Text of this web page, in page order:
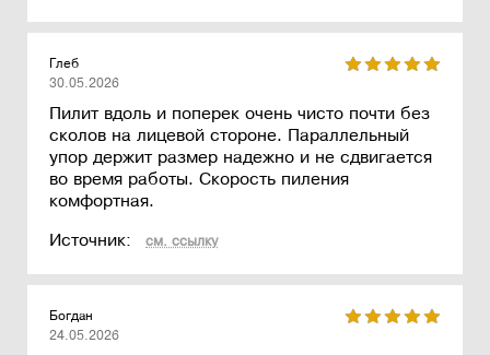
Глеб
30.05.2026
Пилит вдоль и поперек очень чисто почти без
сколов на лицевой стороне. Параллельный
упор держит размер надежно и не сдвигается
во время работы. Скорость пиления
комфортная.
Источник:
см. ссылку
Богдан
24.05.2026